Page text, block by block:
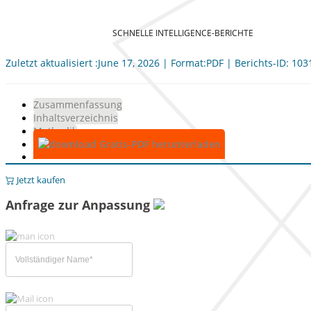
SCHNELLE INTELLIGENCE-BERICHTE
Zuletzt aktualisiert :June 17, 2026 | Format:PDF | Berichts-ID:
Zusammenfassung
Inhaltsverzeichnis
Methodik
Gratis-PDF herunterladen
Jetzt kaufen
Anfrage zur Anpassung